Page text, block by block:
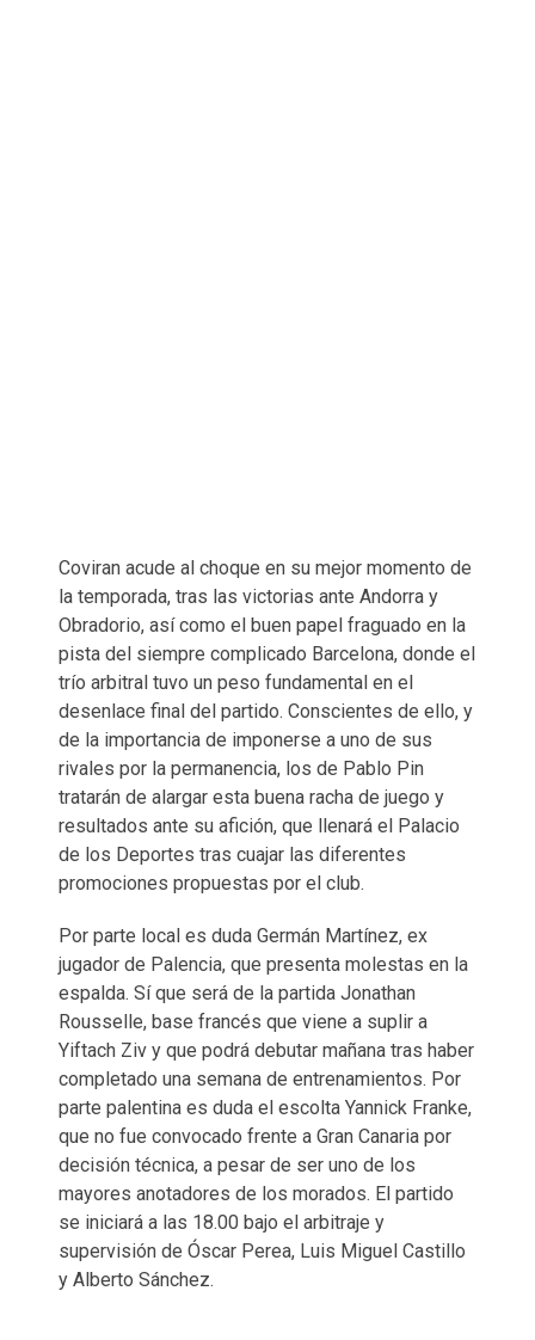
Coviran acude al choque en su mejor momento de
la temporada, tras las victorias ante Andorra y
Obradorio, así como el buen papel fraguado en la
pista del siempre complicado Barcelona, donde el
trío arbitral tuvo un peso fundamental en el
desenlace final del partido. Conscientes de ello, y
de la importancia de imponerse a uno de sus
rivales por la permanencia, los de Pablo Pin
tratarán de alargar esta buena racha de juego y
resultados ante su afición, que llenará el Palacio
de los Deportes tras cuajar las diferentes
promociones propuestas por el club.
Por parte local es duda Germán Martínez, ex
jugador de Palencia, que presenta molestas en la
espalda. Sí que será de la partida Jonathan
Rousselle, base francés que viene a suplir a
Yiftach Ziv y que podrá debutar mañana tras haber
completado una semana de entrenamientos. Por
parte palentina es duda el escolta Yannick Franke,
que no fue convocado frente a Gran Canaria por
decisión técnica, a pesar de ser uno de los
mayores anotadores de los morados. El partido
se iniciará a las 18.00 bajo el arbitraje y
supervisión de Óscar Perea, Luis Miguel Castillo
y Alberto Sánchez.